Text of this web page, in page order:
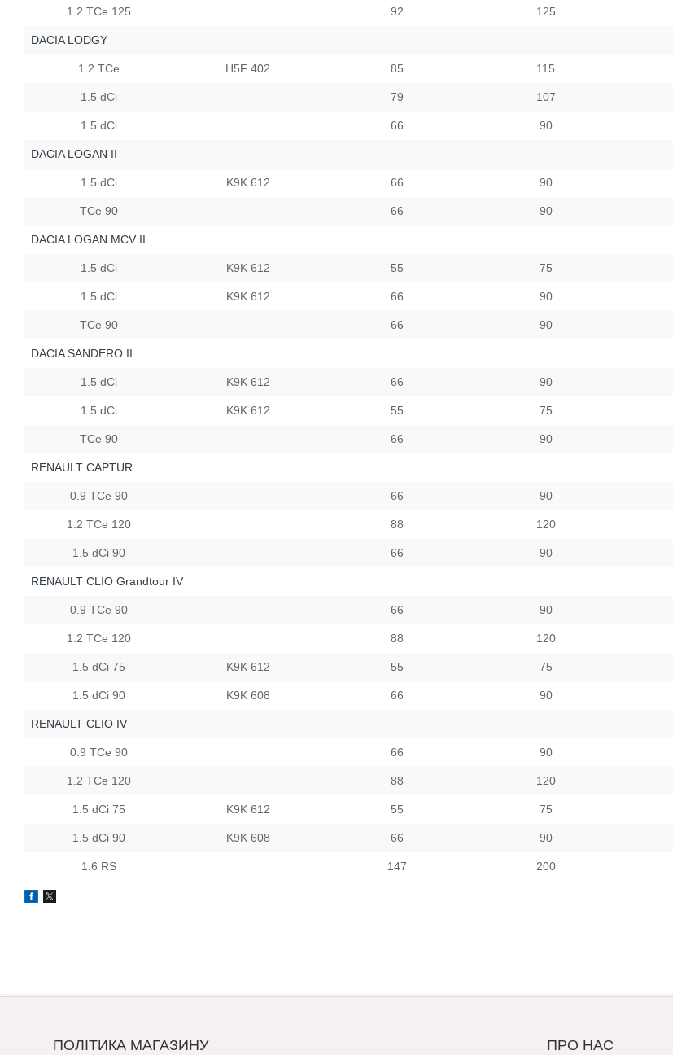
1.2 TCe 125 92 125
DACIA LODGY
1.2 TCe H5F 402 85 115
1.5 dCi 79 107
1.5 dCi 66 90
DACIA LOGAN II
1.5 dCi K9K 612 66 90
TCe 90 66 90
DACIA LOGAN MCV II
1.5 dCi K9K 612 55 75
1.5 dCi K9K 612 66 90
TCe 90 66 90
DACIA SANDERO II
1.5 dCi K9K 612 66 90
1.5 dCi K9K 612 55 75
TCe 90 66 90
RENAULT CAPTUR
0.9 TCe 90 66 90
1.2 TCe 120 88 120
1.5 dCi 90 66 90
RENAULT CLIO Grandtour IV
0.9 TCe 90 66 90
1.2 TCe 120 88 120
1.5 dCi 75 K9K 612 55 75
1.5 dCi 90 K9K 608 66 90
RENAULT CLIO IV
0.9 TCe 90 66 90
1.2 TCe 120 88 120
1.5 dCi 75 K9K 612 55 75
1.5 dCi 90 K9K 608 66 90
1.6 RS 147 200
ПОЛІТИКА МАГАЗИНУ ПРО НАС